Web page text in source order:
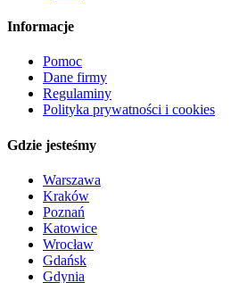
Informacje
Pomoc
Dane firmy
Regulaminy
Polityka prywatności i cookies
Gdzie jesteśmy
Warszawa
Kraków
Poznań
Katowice
Wrocław
Gdańsk
Gdynia